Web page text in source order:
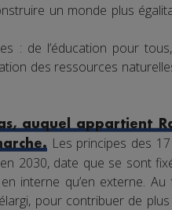
un monde plus
: de l’éducation pour
des ressources
auquel appartient
Les principes des
2030, date que se sont
interne qu’en externe.
pour contribuer de